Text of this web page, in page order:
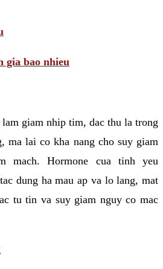
gia bao nhieu
giam nhip tim, dac thu la trong
ma lai co kha nang cho suy giam
mach. Hormone cua tinh yeu
dung ha mau ap va lo lang, mat
tu tin va suy giam nguy co mac